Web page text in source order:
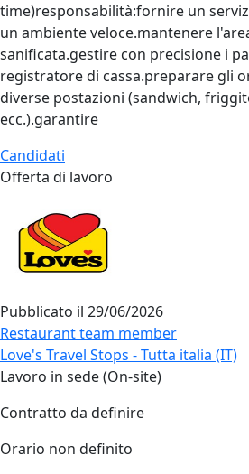
time)responsabilità:fornire un
un ambiente veloce.mantenere
sanificata.gestire con precisione i
registratore di cassa.preparare gli
diverse postazioni (sandwich,
ecc.).garantire
Candidati
Offerta di lavoro
Pubblicato il 29/06/2026
Restaurant team member
Love's Travel Stops - Tutta italia (IT)
Lavoro in sede (On-site)
Contratto da definire
Orario non definito